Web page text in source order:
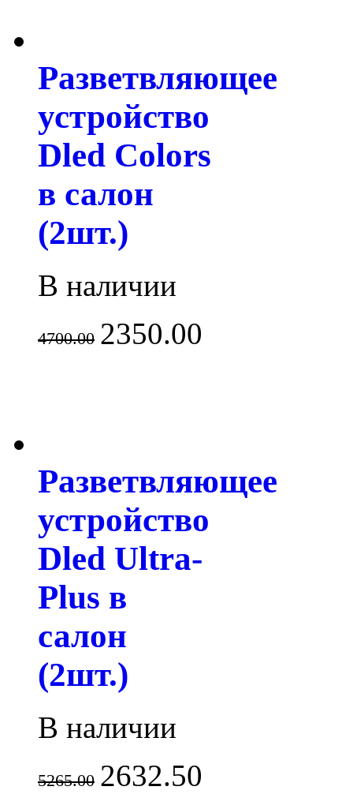
Разветвляющее
устройство
Dled Colors
в салон
(2шт.)
В наличии
4700.00 2350.00
Разветвляющее
устройство
Dled Ultra-
Plus в
салон
(2шт.)
В наличии
5265.00 2632.50